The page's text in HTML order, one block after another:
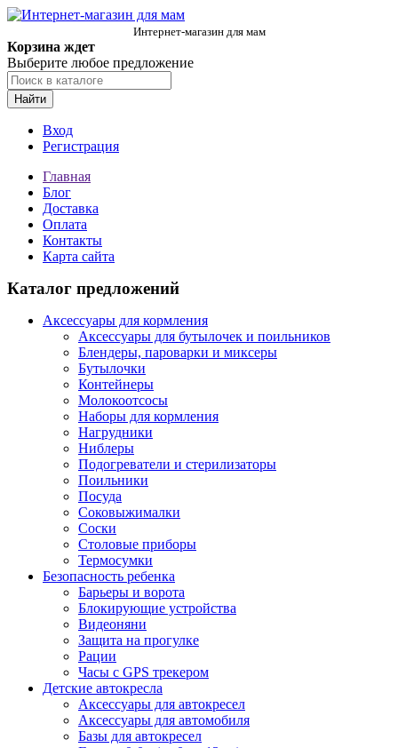
Интернет-магазин для мам
Корзина ждет
Выберите любое предложение
Найти
Вход
Регистрация
Главная
Блог
Доставка
Оплата
Контакты
Карта сайта
Каталог предложений
Аксессуары для кормления
Аксессуары для бутылочек и поильников
Блендеры, пароварки и миксеры
Бутылочки
Контейнеры
Молокоотсосы
Наборы для кормления
Нагрудники
Ниблеры
Подогреватели и стерилизаторы
Поильники
Посуда
Соковыжималки
Соски
Столовые приборы
Термосумки
Безопасность ребенка
Барьеры и ворота
Блокирующие устройства
Видеоняни
Защита на прогулке
Рации
Часы с GPS трекером
Детские автокресла
Аксессуары для автокресел
Аксессуары для автомобиля
Базы для автокресел